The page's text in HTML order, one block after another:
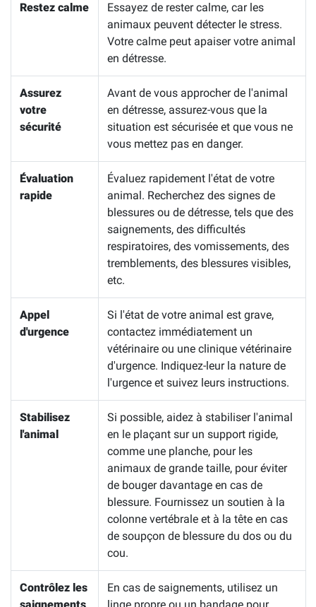
Restez calme
Essayez de rester calme, car les
animaux peuvent détecter le stress.
Votre calme peut apaiser votre animal
en détresse.
Assurez
votre
sécurité
Avant de vous approcher de l'animal
en détresse, assurez-vous que la
situation est sécurisée et que vous ne
vous mettez pas en danger.
Évaluation
rapide
Évaluez rapidement l'état de votre
animal. Recherchez des signes de
blessures ou de détresse, tels que des
saignements, des difficultés
respiratoires, des vomissements, des
tremblements, des blessures visibles,
etc.
Appel
d'urgence
Si l'état de votre animal est grave,
contactez immédiatement un
vétérinaire ou une clinique vétérinaire
d'urgence. Indiquez-leur la nature de
l'urgence et suivez leurs instructions.
Stabilisez
l'animal
Si possible, aidez à stabiliser l'animal
en le plaçant sur un support rigide,
comme une planche, pour les
animaux de grande taille, pour éviter
de bouger davantage en cas de
blessure. Fournissez un soutien à la
colonne vertébrale et à la tête en cas
de soupçon de blessure du dos ou du
cou.
Contrôlez les
En cas de saignements, utilisez un